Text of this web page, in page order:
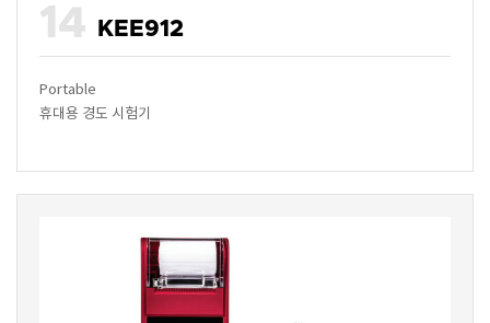
14 KEE912
Portable
휴대용 경도 시험기